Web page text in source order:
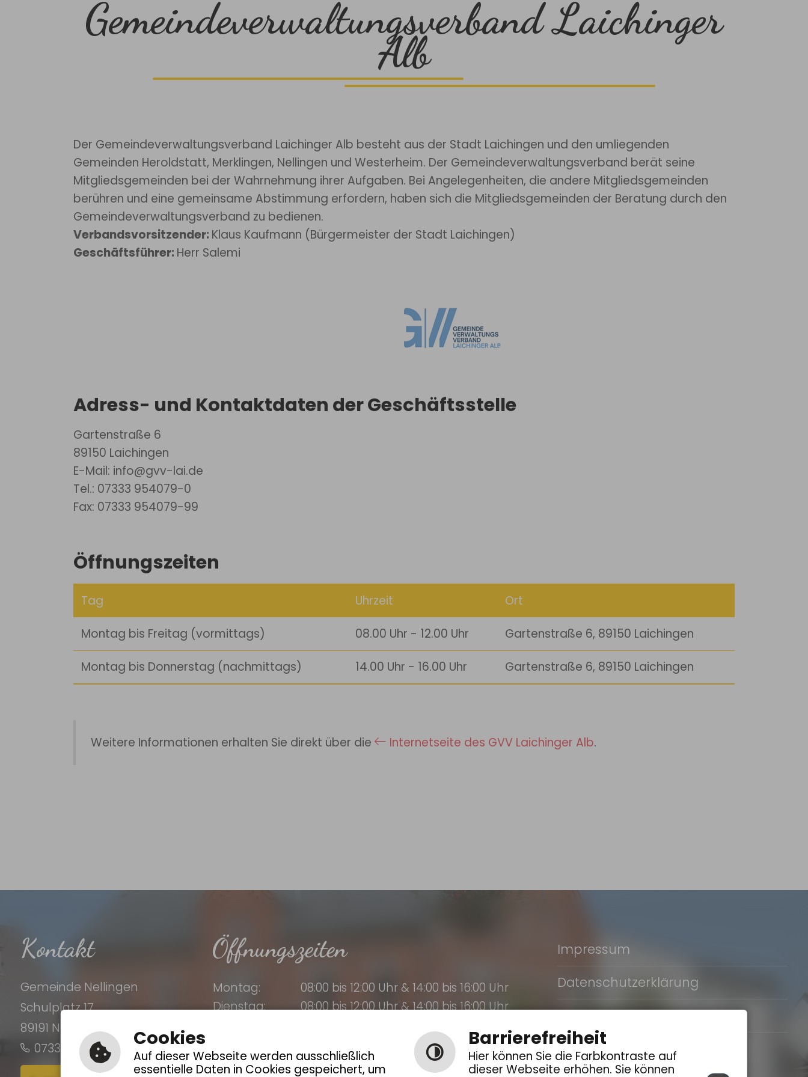
Gemeindeverwaltungsverband Laichinger
Alb
Der Gemeindeverwaltungsverband Laichinger Alb besteht aus der Stadt Laichingen und den umliegenden
Gemeinden Heroldstatt, Merklingen, Nellingen und Westerheim. Der Gemeindeverwaltungsverband berät seine
Mitgliedsgemeinden bei der Wahrnehmung ihrer Aufgaben. Bei Angelegenheiten, die andere Mitgliedsgemeinden
berühren und eine gemeinsame Abstimmung erfordern, haben sich die Mitgliedsgemeinden der Beratung durch den
Gemeindeverwaltungsverband zu bedienen.
Verbandsvorsitzender: Klaus Kaufmann (Bürgermeister der Stadt Laichingen)
Geschäftsführer: Herr Salemi
Adress- und Kontaktdaten der Geschäftsstelle
Gartenstraße 6
89150 Laichingen
E-Mail: info@gvv-lai.de
Tel.: 07333 954079-0
Fax: 07333 954079-99
Öffnungszeiten
Tag Uhrzeit Ort
Montag bis Freitag (vormittags) 08.00 Uhr - 12.00 Uhr Gartenstraße 6, 89150 Laichingen
Montag bis Donnerstag (nachmittags) 14.00 Uhr - 16.00 Uhr Gartenstraße 6, 89150 Laichingen
Weitere Informationen erhalten Sie direkt über die Internetseite des GVV Laichinger Alb.
Kontakt
Gemeinde Nellingen
Schulplatz 17
89191 Nellingen
07337 9630-0
Öffnungszeiten
Montag:
08:00 bis 12:00 Uhr & 14:00 bis 16:00 Uhr
Dienstag:
08:00 bis 12:00 Uhr & 14:00 bis 16:00 Uhr
Impressum
Datenschutzerklärung
Erklärung zur Barrierefreiheit
Cookies
Auf dieser Webseite werden ausschließlich
essentielle Daten in Cookies gespeichert, um
Barrierefreiheit
Hier können Sie die Farbkontraste auf
dieser Webseite erhöhen. Sie können